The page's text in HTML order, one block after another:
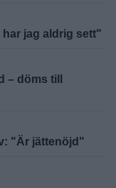
jag aldrig sett"
– döms till
"Är jättenöjd"